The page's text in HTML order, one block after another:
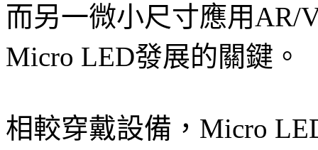
而另一微小尺寸應用AR/
Micro LED發展的關鍵。
相較穿戴設備，Micro